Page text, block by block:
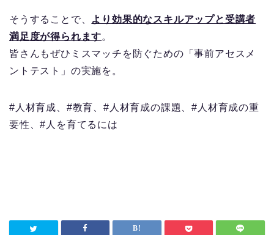
そうすることで、 より効果的なスキルアップと受講者
満足度が得られます。
皆さんもぜひミスマッチを防ぐための「事前アセスメ
ントテスト」の実施を。
#人材育成、#教育、#人材育成の課題、#人材育成の重
要性、#人を育てるには